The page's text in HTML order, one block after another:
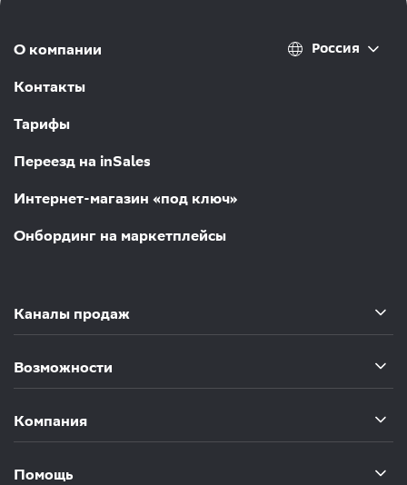
О компании
Контакты
Тарифы
Переезд на inSales
Интернет-магазин «под ключ»
Онбординг на маркетплейсы
Россия
Каналы продаж
Возможности
Компания
Помощь